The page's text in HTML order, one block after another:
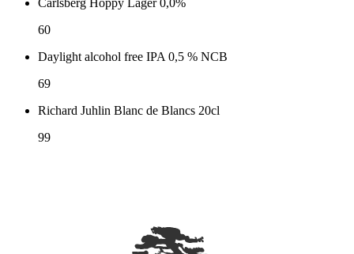
Carlsberg Hoppy Lager 0,0%
60
Daylight alcohol free IPA 0,5 % NCB
69
Richard Juhlin Blanc de Blancs 20cl
99